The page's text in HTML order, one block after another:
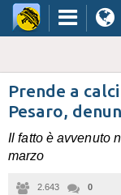
Prende a
Pesaro,
Il fatto è avvenuto
marzo
2.643 0